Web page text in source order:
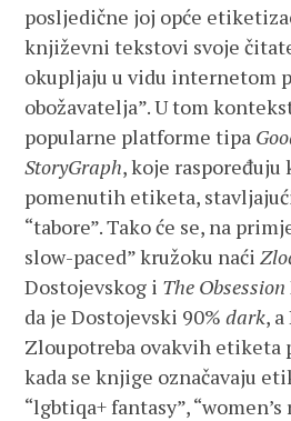
posljedične joj opće
književni tekstovi svoje
okupljaju u vidu internetom
obožavatelja”. U tom
popularne platforme tipa
StoryGraph, koje
pomenutih etiketa,
“tabore”. Tako će se, na
slow-paced” kružoku naći
Dostojevskog i The Obsession
da je Dostojevski 90%dark,
Zloupotreba ovakvih etiketa
kada se knjige označavaju
“lgbtiqa+ fantasy”,